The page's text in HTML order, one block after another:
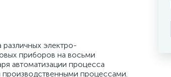
электро-
приборов на восьми
автоматизации процесса
производственными процессами.